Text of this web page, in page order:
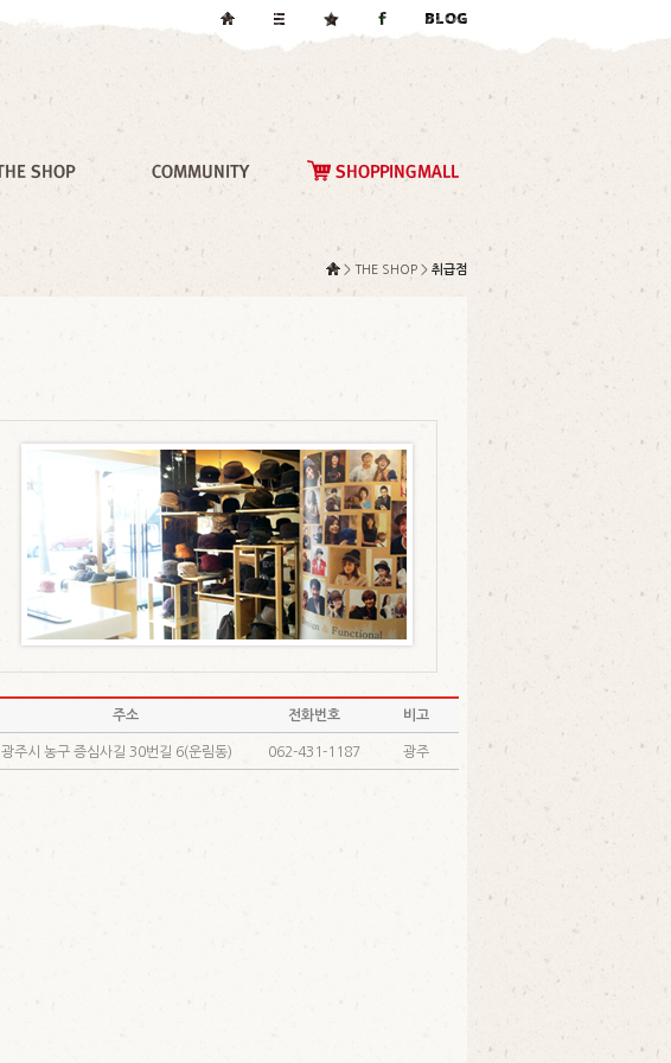
> THE SHOP > 취급점
주소 전화번호 비고
광주시 농구 증심사길 30번길 6(운림동) 062-431-1187 광주